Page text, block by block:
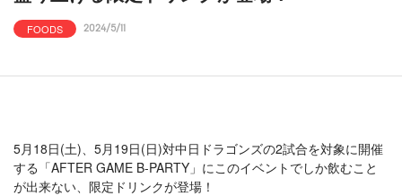
FOODS 2024/5/11
5月18日(土)、5月19日(日)対中日ドラゴンズの2試合を対象に開催
する「AFTER GAME B-PARTY」にこのイベントでしか飲むこと
が出来ない、限定ドリンクが登場！